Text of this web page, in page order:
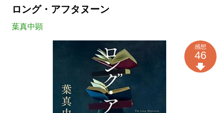
ロング・アフタヌーン
葉真中顕
感想
46